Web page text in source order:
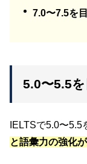
7.0〜7.5を
5.0〜5.5
IELTSで5.0〜5.5
と語彙力の強化